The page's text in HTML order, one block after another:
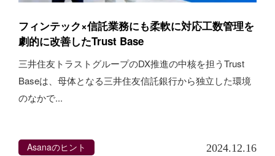
フィンテック×信託業務にも柔軟に対応工数管理を
劇的に改善したTrust Base
三井住友トラストグループのDX推進の中核を担うTrust
Baseは、母体となる三井住友信託銀行から独立した環境
のなかで...
Asanaのヒント 2024.12.16